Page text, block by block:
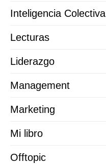
Inteligencia Colectiva
Lecturas
Liderazgo
Management
Marketing
Mi libro
Offtopic